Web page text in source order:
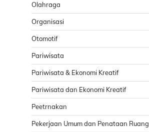
Olahraga
Organisasi
Otomotif
Pariwisata
Pariwisata & Ekonomi Kreatif
Pariwisata dan Ekonomi Kreatif
Peetrnakan
Pekerjaan Umum dan Penataan Ruang